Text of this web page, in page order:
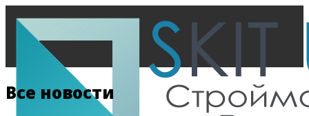
Все новости